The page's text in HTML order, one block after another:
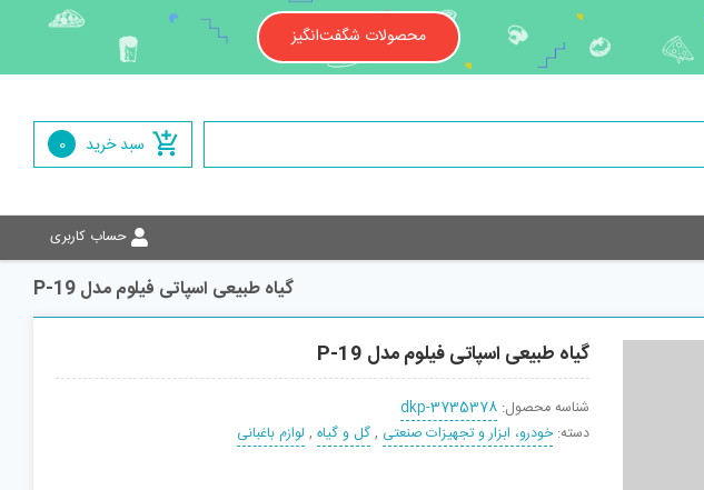
محصولات شگفت‌انگیز
سبد خرید 0
حساب کاربری
گیاه طبیعی اسپاتی فیلوم مدل P-19
گیاه طبیعی اسپاتی فیلوم مدل P-19
شناسه محصول: dkp-3735378
دسته:خودرو، ابزار و تجهیزات صنعتی ,گل و گیاه , لوازم باغبانی